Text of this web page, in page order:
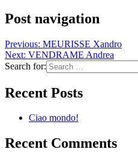
Post navigation
Previous: MEURISSE Xandro
Next: VENDRAME Andrea
Search for:
Recent Posts
Ciao mondo!
Recent Comments